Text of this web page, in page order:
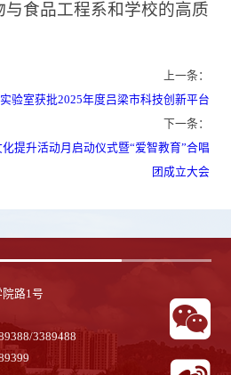
食品工程系和学校的高质
上一条：
验室获批2025年度吕梁市科技创新平台
下一条：
提升活动月启动仪式暨“爱智教育”合唱
团成立大会
路1号
3389488